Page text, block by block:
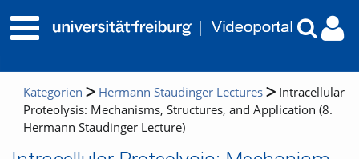
Kategorien Hermann Staudinger Lectures
Intracellular
Proteolysis: Mechanisms, Structures, and Application (8.
Hermann Staudinger Lecture)